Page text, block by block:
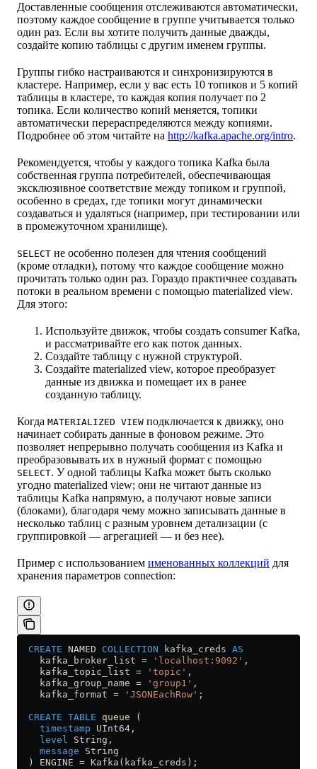
Доставленные сообщения отслеживаются автоматически,
поэтому каждое сообщение в группе учитывается только
один раз. Если вы хотите получить данные дважды,
создайте копию таблицы с другим именем группы.
Группы гибко настраиваются и синхронизируются в
кластере. Например, если у вас есть 10 топиков и 5 копий
таблицы в кластере, то каждая копия получает по 2
топика. Если количество копий меняется, топики
автоматически перераспределяются между копиями.
Подробнее об этом читайте на http://kafka.apache.org/intro.
Рекомендуется, чтобы у каждого топика Kafka была
собственная группа потребителей, обеспечивающая
эксклюзивное соответствие между топиком и группой,
особенно в средах, где топики могут динамически
создаваться и удаляться (например, при тестировании или
в промежуточном хранилище).
SELECT не особенно полезен для чтения сообщений
(кроме отладки), потому что каждое сообщение можно
прочитать только один раз. Гораздо практичнее создавать
потоки в реальном времени с помощью materialized view.
Для этого:
Используйте движок, чтобы создать consumer Kafka,
и рассматривайте его как поток данных.
Создайте таблицу с нужной структурой.
Создайте materialized view, которое преобразует
данные из движка и помещает их в ранее
созданную таблицу.
Когда MATERIALIZED VIEW подключается к движку, оно
начинает собирать данные в фоновом режиме. Это
позволяет непрерывно получать сообщения из Kafka и
преобразовывать их в нужный формат с помощью
SELECT. У одной таблицы Kafka может быть сколько
угодно materialized view; они не читают данные из
таблицы Kafka напрямую, а получают новые записи
(блоками), благодаря чему можно записывать данные в
несколько таблиц с разным уровнем детализации (с
группировкой — агрегацией — и без нее).
Пример с использованием именованных коллекций для
хранения параметров connection:
  CREATE
NAMED COLLECTION kafka_creds AS
    kafka_broker_list
= 'localhost:9092' ,
    kafka_topic_list
= 'topic' ,
    kafka_group_name
= 'group1' ,
    kafka_format
= 'JSONEachRow' ;
  CREATE
TABLE queue (
    timestamp
UInt64,
    level
String,
    message
String
  ) ENGINE
= Kafka(kafka_creds);